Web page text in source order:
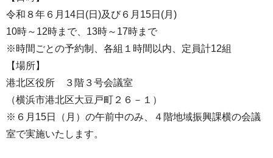
令和８年６月14日(日)及び６月15日(月)
10時～12時まで、13時～17時まで
※時間ごとの予約制、各組１時間以内、定員計12組
【場所】
港北区役所 ３階３号会議室
（横浜市港北区大豆戸町２６－１）
※６月15日（月）の午前中のみ、４階地域振興課横の会議
室で実施いたします。